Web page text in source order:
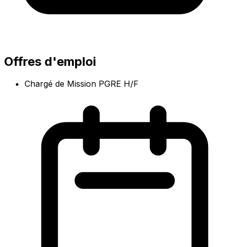
Offres d'emploi
Chargé de Mission PGRE H/F